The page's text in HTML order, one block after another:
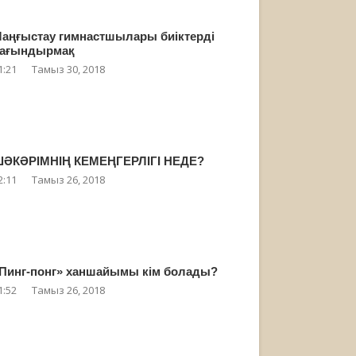
гимнастшылары биіктерді
Тамыз 30, 2018
КЕМЕҢГЕРЛІГІ НЕДЕ?
Тамыз 26, 2018
понг» ханшайымы кім болады?
Тамыз 26, 2018